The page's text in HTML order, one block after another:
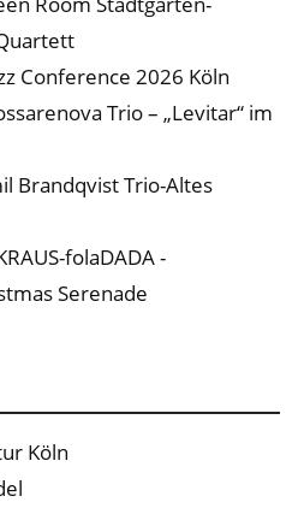
Conference 2026 Köln
Trio – „Levitar“ im
Brandqvist Trio-Altes
folaDADA -
Serenade
Köln